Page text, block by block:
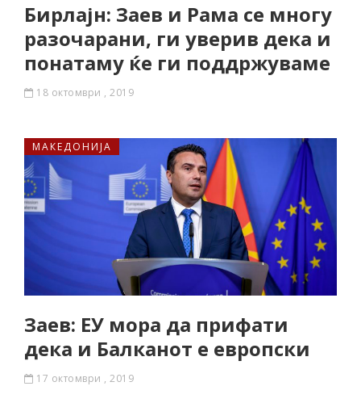
Бирлајн: Заев и Рама се многу
разочарани, ги уверив дека и
понатаму ќе ги поддржуваме
18 октомври , 2019
МАКЕДОНИЈА
Заев: ЕУ мора да прифати
дека и Балканот е европски
17 октомври , 2019